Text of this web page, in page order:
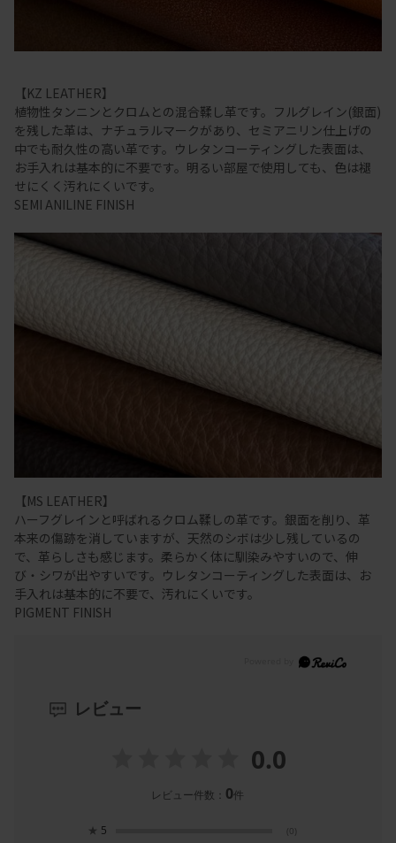
【KZ LEATHER】
植物性タンニンとクロムとの混合鞣し革です。フルグレイン(銀面)
を残した革は、ナチュラルマークがあり、セミアニリン仕上げの
中でも耐久性の高い革です。ウレタンコーティングした表面は、
お手入れは基本的に不要です。明るい部屋で使用しても、色は褪
せにくく汚れにくいです。
SEMI ANILINE FINISH
【MS LEATHER】
ハーフグレインと呼ばれるクロム鞣しの革です。銀面を削り、革
本来の傷跡を消していますが、天然のシボは少し残しているの
で、革らしさも感じます。柔らかく体に馴染みやすいので、伸
び・シワが出やすいです。ウレタンコーティングした表面は、お
手入れは基本的に不要で、汚れにくいです。
PIGMENT FINISH
レビュー
0.0
レビュー件数： 0件
★ 5 (0)